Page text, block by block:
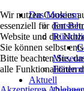
Das Museum
Aktuell
Wir nutzen Cookies
essenziell für den
Website und die
Sie können selbst
Bitte beachten Sie,
alle Funktionalitäten